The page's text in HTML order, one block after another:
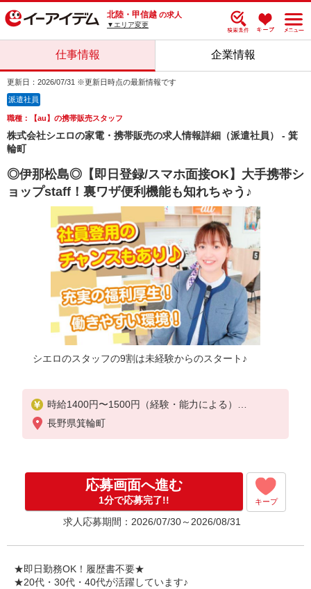
北陸・甲信越 の求人
▼エリア変更
仕事情報 企業情報
更新日：2026/07/31 ※更新日時点の最新情報です
派遣社員
職種：【au】の携帯販売スタッフ
株式会社シエロの家電・携帯販売の求人情報詳細（派遣社員） - 箕
輪町
◎伊那松島◎【即日登録/スマホ面接OK】大手携帯シ
ョップstaff！裏ワザ便利機能も知れちゃう♪
シエロのスタッフの9割は未経験からのスタート♪
時給1400円〜1500円（経験・能力による）
※残業代支給
★交通費別途支給（規定あり）
入社祝い金10万円支給(規定有)
お友達を紹介頂くと,
インセンティブ支給(規定有)
゜・。○。・゜+゜・。○。・゜+゜
長野県箕輪町
応募画面へ進む
1分で応募完了!! キープ
求人応募期間：2026/07/30～2026/08/31
★即日勤務OK！履歴書不要★
★20代・30代・40代が活躍しています♪